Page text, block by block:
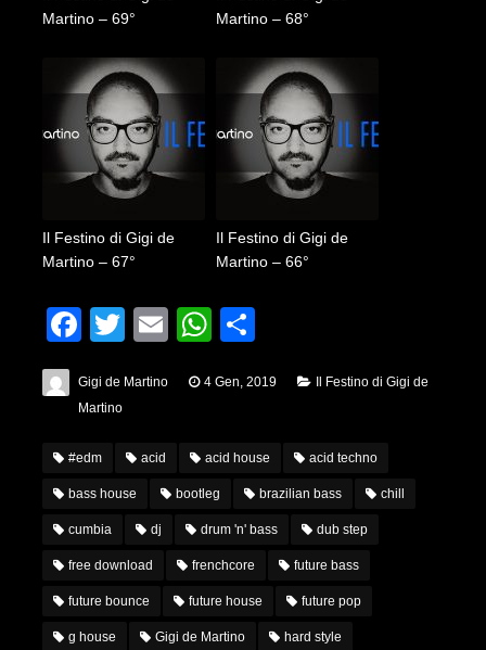
Martino – 69°
Martino – 68°
Il Festino di Gigi de
Martino – 67°
Il Festino di Gigi de
Martino – 66°
Facebook
Twitter
EmailWhatsApp
Gigi de Martino 4 Gen, 2019
Il Festino di Gigi de
Martino
#edm acid acid house acid techno
bass house bootleg brazilian bass chill
cumbia dj drum 'n' bass dub step
free download frenchcore future bass
future bounce future house future pop
g house Gigi de Martino hard style